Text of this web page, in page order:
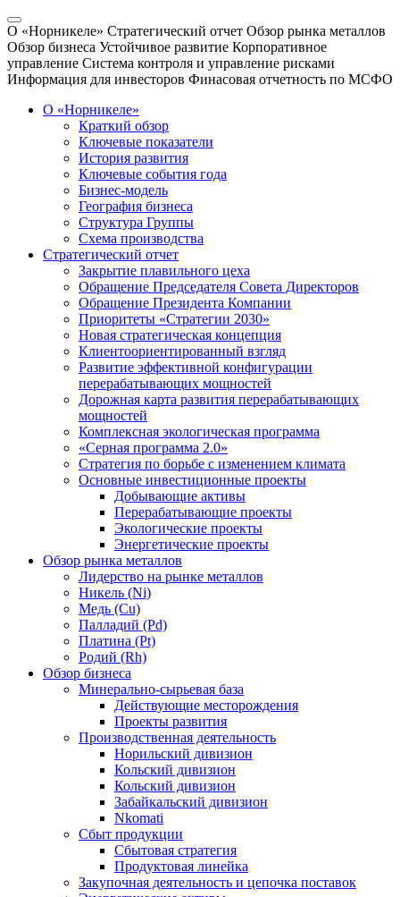
О «Норникеле» Стратегический отчет Обзор рынка металлов
Обзор бизнеса Устойчивое развитие Корпоративное
управление Система контроля и управление рисками
Информация для инвесторов Финасовая отчетность по МСФО
О «Норникеле»
Краткий обзор
Ключевые показатели
История развития
Ключевые события года
Бизнес-модель
География бизнеса
Структура Группы
Схема производства
Стратегический отчет
Закрытие плавильного цеха
Обращение Председателя Совета Директоров
Обращение Президента Компании
Приоритеты «Стратегии 2030»
Новая стратегическая концепция
Клиентоориентированный взгляд
Развитие эффективной конфигурации
перерабатывающих мощностей
Дорожная карта развития перерабатывающих
мощностей
Комплексная экологическая программа
«Серная программа 2.0»
Стратегия по борьбе с изменением климата
Основные инвестиционные проекты
Добывающие активы
Перерабатывающие проекты
Экологические проекты
Энергетические проекты
Обзор рынка металлов
Лидерство на рынке металлов
Никель (Ni)
Медь (Cu)
Палладий (Pd)
Платина (Pt)
Родий (Rh)
Обзор бизнеса
Минерально-сырьевая база
Действующие месторождения
Проекты развития
Производственная деятельность
Норильский дивизион
Кольский дивизион
Кольский дивизион
Забайкальский дивизион
Nkomati
Сбыт продукции
Сбытовая стратегия
Продуктовая линейка
Закупочная деятельность и цепочка поставок